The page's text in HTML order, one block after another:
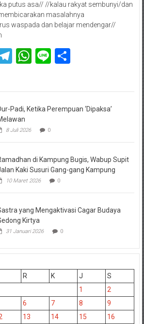
putus asa// //kalau rakyat sembunyi/dan
masalahnya
waspada dan belajar mendengar//
Telegram
WhatsApp
LineShare
Padi, Ketika Perempuan ‘Dipaksa’
8 Juli 2026 0
di Kampung Bugis, Wabup Supit
Kaki Susuri Gang-gang Kampung
10 Maret 2026 0
yang Mengaktivasi Cagar Budaya
Kirtya
31 Januari 2026 0
R K J
S
1
2
6 7 8
9
13 14 15 16